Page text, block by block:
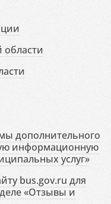
дополнительного
информационную
услуг»
bus.gov.ru для
«Отзывы и